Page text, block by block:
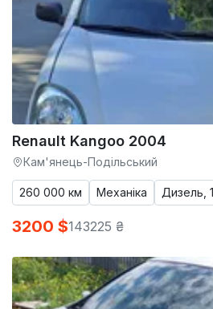
Renault Kangoo 2004
Кам'янець-Подільський
260 000 км Механіка Дизель,
3200 $143225 ₴